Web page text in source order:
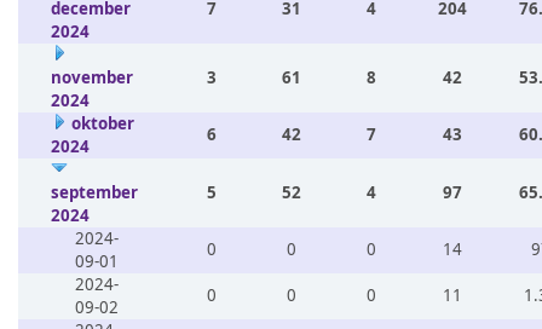
december
2024
7 31 4 204
november
2024
3 61 8 42
oktober
2024
6 42 7 43
september
2024
5 52 4 97
2024-
09-01
0 0 0 14
2024-
09-02
0 0 0 11